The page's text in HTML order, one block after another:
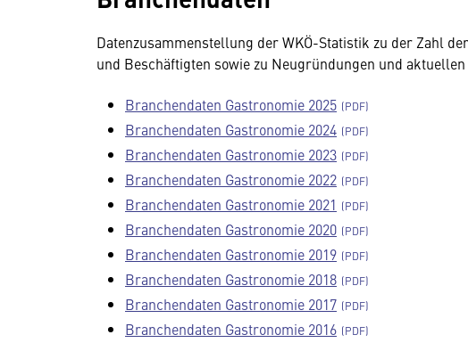
Datenzusammenstellung der WKÖ-Statistik zu der Zahl
und Beschäftigten sowie zu Neugründungen und
Branchendaten Gastronomie 2025
Branchendaten Gastronomie 2024
Branchendaten Gastronomie 2023
Branchendaten Gastronomie 2022
Branchendaten Gastronomie 2021
Branchendaten Gastronomie 2020
Branchendaten Gastronomie 2019
Branchendaten Gastronomie 2018
Branchendaten Gastronomie 2017
Branchendaten Gastronomie 2016